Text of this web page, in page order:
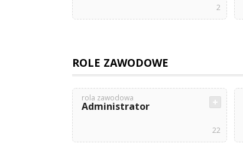
2
ROLE ZAWODOWE
rola zawodowa
Administrator
22